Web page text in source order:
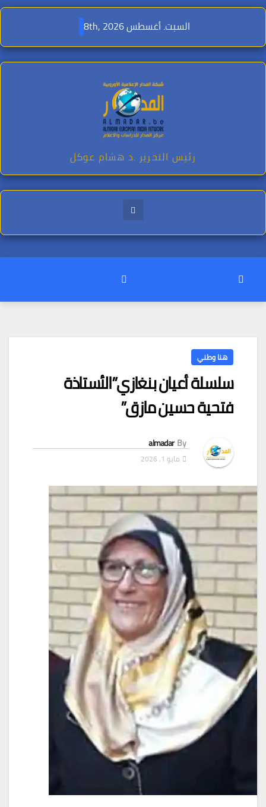
Skip
content
السبت. أغسطس 8th, 2026
رئيس التحرير .د هشام عوكل
هنا وطني
سلسلة أعيان بنغازي”الأستاذة
فتحية حسين مازق”
By
almadar
مايو 1, 2026